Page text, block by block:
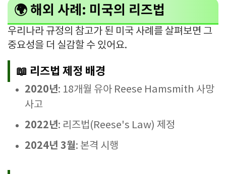
🌍 해외 사례: 미국의 리즈법
우리나라 규정의 참고가 된 미국 사례를 살펴보면 그
중요성을 더 실감할 수 있어요.
📖 리즈법 제정 배경
2020년: 18개월 유아 Reese Hamsmith 사망
사고
2022년: 리즈법(Reese's Law) 제정
2024년 3월: 본격 시행